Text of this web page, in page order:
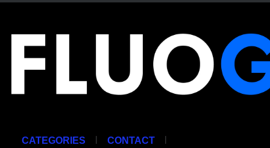
CATEGORIES | CONTACT |